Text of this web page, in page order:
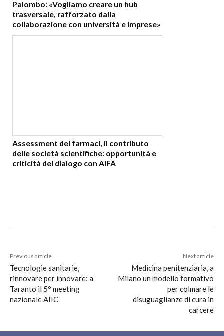
Palombo: «Vogliamo creare un hub
trasversale, rafforzato dalla
collaborazione con università e imprese»
Assessment dei farmaci, il contributo
delle società scientifiche: opportunità e
criticità del dialogo con AIFA
Previous article
Tecnologie sanitarie,
rinnovare per innovare: a
Taranto il 5° meeting
nazionale AIIC
Next article
Medicina penitenziaria, a
Milano un modello formativo
per colmare le
disuguaglianze di cura in
carcere